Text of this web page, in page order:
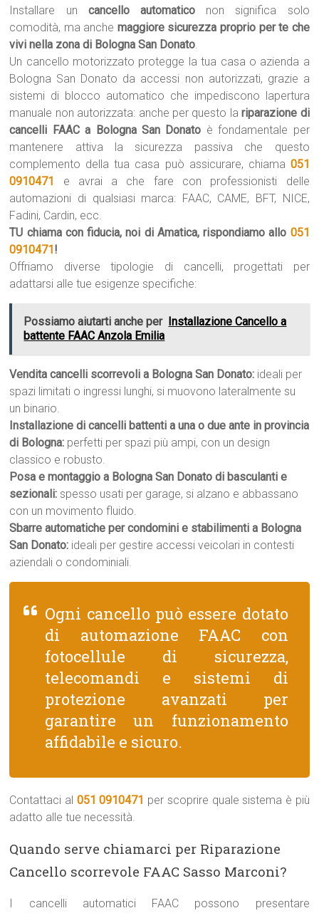
Installare un cancello automatico non significa solo
comodità, ma anche maggiore sicurezza proprio per te che
vivi nella zona di Bologna San Donato.
Un cancello motorizzato protegge la tua casa o azienda a
Bologna San Donato da accessi non autorizzati, grazie a
sistemi di blocco automatico che impediscono lapertura
manuale non autorizzata: anche per questo lariparazione di
cancelli FAAC a Bologna San Donato è fondamentale per
mantenere attiva la sicurezza passiva che questo
complemento della tua casa può assicurare, chiama 051
0910471
e avrai a che fare con professionisti delle
automazioni di qualsiasi marca: FAAC, CAME, BFT, NICE,
Fadini, Cardin, ecc.
TU chiama con fiducia, noi di Amatica, rispondiamo allo 051
0910471!
Offriamo diverse tipologie di cancelli, progettati per
adattarsi alle tue esigenze specifiche:
Possiamo aiutarti anche per Installazione Cancello a
battente FAAC Anzola Emilia
Vendita cancelli scorrevoli a Bologna San Donato: ideali per
spazi limitati o ingressi lunghi, si muovono lateralmente su
un binario.
Installazione di cancelli battenti a una o due ante in provincia
di Bologna: perfetti per spazi più ampi, con un design
classico e robusto.
Posa e montaggio a Bologna San Donato di basculanti e
sezionali: spesso usati per garage, si alzano e abbassano
con un movimento fluido.
Sbarre automatiche per condomini e stabilimenti a Bologna
San Donato: ideali per gestire accessi veicolari in contesti
aziendali o condominiali.
Ogni cancello può essere dotato
di automazione FAAC con
fotocellule di sicurezza,
telecomandi e sistemi di
protezione avanzati per
garantire un funzionamento
affidabile e sicuro.
Contattaci al 051 0910471 per scoprire quale sistema è più
adatto alle tue necessità.
Quando serve chiamarci per Riparazione
Cancello scorrevole FAAC Sasso Marconi?
I cancelli automatici FAAC possono presentare